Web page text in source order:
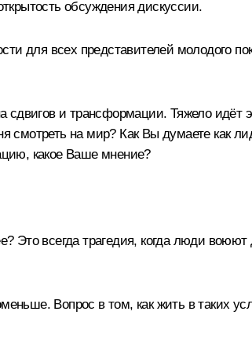
обсуждения дискуссии.
для всех представителей молодого
и трансформации. Тяжело идёт
смотреть на мир? Как Вы думаете как
какое Ваше мнение?
всегда трагедия, когда люди воюют
Вопрос в том, как жить в таких